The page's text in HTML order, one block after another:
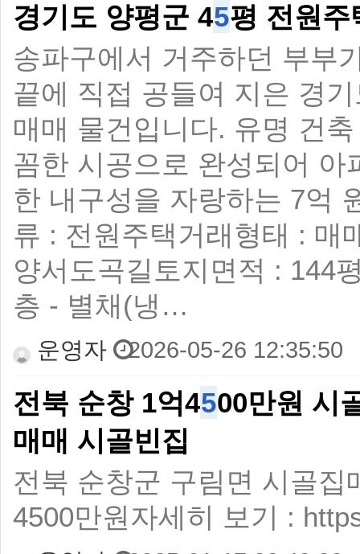
경기도 양평군 45평 전원주
송파구에서 거주하던 부부
끝에 직접 공들여 지은 경
매매 물건입니다. 유명 건
꼼한 시공으로 완성되어
한 내구성을 자랑하는 7억
류 : 전원주택 ​ 거래형태 :
양서도곡길 ​ 토지면적 : 144
층 - 별채(냉…
운영자 2026-05-26 12:35:50
전북 순창 1억4500만원 시
매매 시골빈집
전북 순창군 구림면 시골
4500만원자세히 보기 :